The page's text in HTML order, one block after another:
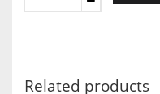
Related products